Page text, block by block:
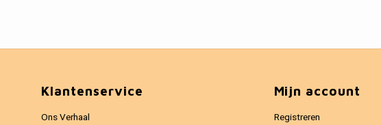
Klantenservice
Ons Verhaal
Mijn account
Registreren